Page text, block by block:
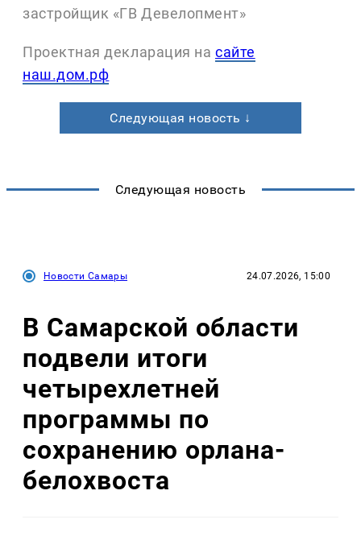
застройщик «ГВ Девелопмент»
Проектная декларация на сайте
наш.дом.рф
Следующая новость ↓
Следующая новость
Новости Самары 24.07.2026, 15:00
В Самарской области
подвели итоги
четырехлетней
программы по
сохранению орлана-
белохвоста